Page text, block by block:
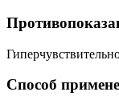
Способ